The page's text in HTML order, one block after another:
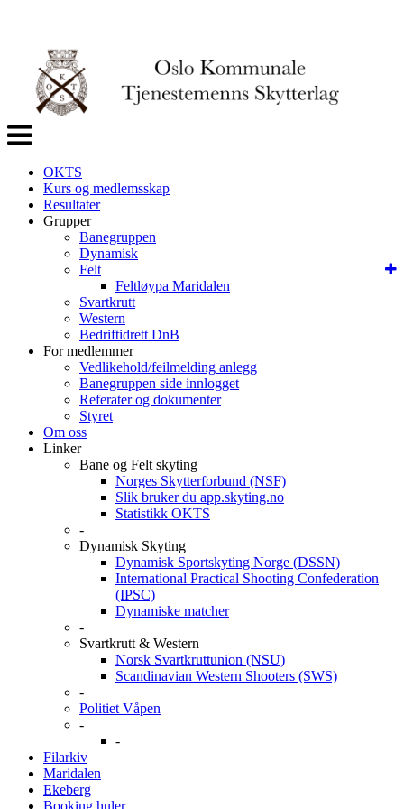
Veksle
navigasjon
OKTS
Kurs og medlemsskap
Resultater
Grupper
Banegruppen
Dynamisk
Felt
Feltløypa Maridalen
Svartkrutt
Western
Bedriftidrett DnB
For medlemmer
Vedlikehold/feilmelding anlegg
Banegruppen side innlogget
Referater og dokumenter
Styret
Om oss
Linker
Bane og Felt skyting
Norges Skytterforbund (NSF)
Slik bruker du app.skyting.no
Statistikk OKTS
-
Dynamisk Skyting
Dynamisk Sportskyting Norge (DSSN)
International Practical Shooting Confederation
(IPSC)
Dynamiske matcher
-
Svartkrutt & Western
Norsk Svartkruttunion (NSU)
Scandinavian Western Shooters (SWS)
-
Politiet Våpen
-
-
Filarkiv
Maridalen
Ekeberg